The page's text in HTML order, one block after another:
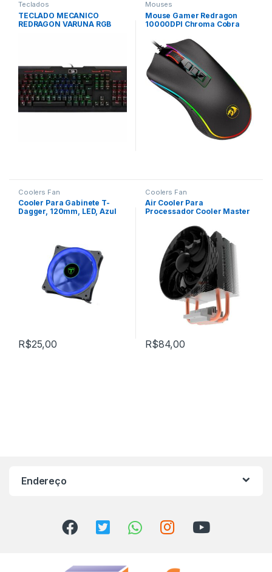
Teclados
TECLADO MECANICO
REDRAGON VARUNA RGB
Mouses
Mouse Gamer Redragon
10000DPI Chroma Cobra
Coolers Fan
Cooler Para Gabinete T-
Dagger, 120mm, LED, Azul
R$25,00
Coolers Fan
Air Cooler Para
Processador Cooler Master
R$84,00
Endereço